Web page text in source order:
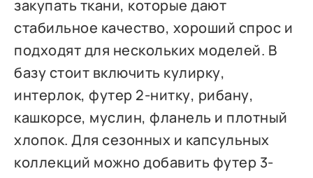
закупать ткани, которые дают
стабильное качество, хороший спрос и
подходят для нескольких моделей. В
базу стоит включить кулирку,
интерлок, футер 2-нитку, рибану,
кашкорсе, муслин, фланель и плотный
хлопок. Для сезонных и капсульных
коллекций можно добавить футер 3-